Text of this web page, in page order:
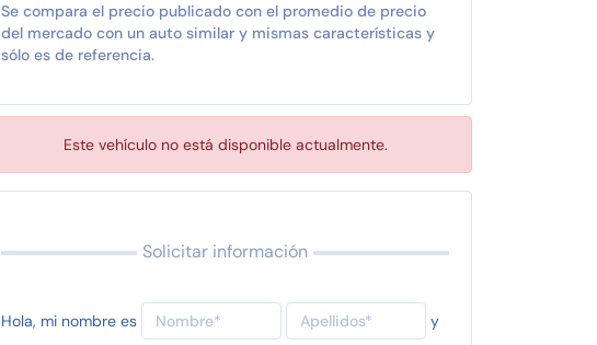
Se compara el precio publicado con el promedio de precio
del mercado con un auto similar y mismas características y
sólo es de referencia.
Este vehículo no está disponible actualmente.
Solicitar información
Hola, mi nombre es y